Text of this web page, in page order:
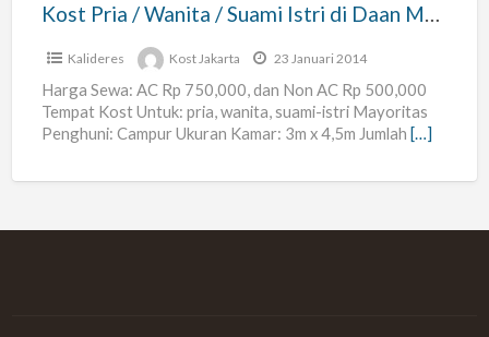
Daan
Mogot
Pegadungan
Kalideres
Jakarta
Barat
Kost Pria / Wanita / Suami Istri di Daan Mogot Pegadungan Kalideres Jakarta Barat
Kalideres Kost Jakarta 23 Januari 2014
Harga Sewa: AC Rp 750,000, dan Non AC Rp 500,000
Tempat Kost Untuk: pria, wanita, suami-istri Mayoritas
Penghuni: Campur Ukuran Kamar: 3m x 4,5m Jumlah […]